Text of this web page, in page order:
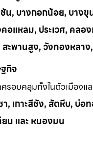
น, บางกอกน้อย, บาง
อแหลม, ประเวศ, คล
ะพานสูง, วังทองหล
กิจ
ครอบคลุมทั้งในตัวเมืองแ
เกาะสีชัง, สัตหีบ, บ่อ
น และ หนองมน